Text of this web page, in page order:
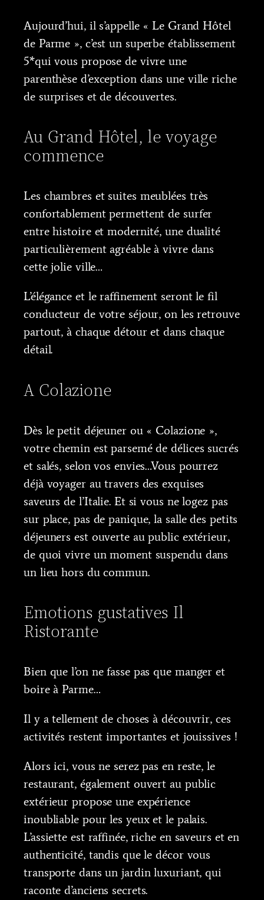
Aujourd’hui, il s’appelle « Le Grand Hôtel
de Parme », c’est un superbe établissement
5*qui vous propose de vivre une
parenthèse d’exception dans une ville riche
de surprises et de découvertes.
Au Grand Hôtel, le voyage
commence
Les chambres et suites meublées très
confortablement permettent de surfer
entre histoire et modernité, une dualité
particulièrement agréable à vivre dans
cette jolie ville…
L’élégance et le raffinement seront le fil
conducteur de votre séjour, on les retrouve
partout, à chaque détour et dans chaque
détail.
A Colazione
Dès le petit déjeuner ou « Colazione »,
votre chemin est parsemé de délices sucrés
et salés, selon vos envies…Vous pourrez
déjà voyager au travers des exquises
saveurs de l’Italie. Et si vous ne logez pas
sur place, pas de panique, la salle des petits
déjeuners est ouverte au public extérieur,
de quoi vivre un moment suspendu dans
un lieu hors du commun.
Emotions gustatives Il
Ristorante
Bien que l’on ne fasse pas que manger et
boire à Parme…
Il y a tellement de choses à découvrir, ces
activités restent importantes et jouissives !
Alors ici, vous ne serez pas en reste, le
restaurant, également ouvert au public
extérieur propose une expérience
inoubliable pour les yeux et le palais.
L’assiette est raffinée, riche en saveurs et en
authenticité, tandis que le décor vous
transporte dans un jardin luxuriant, qui
raconte d’anciens secrets.